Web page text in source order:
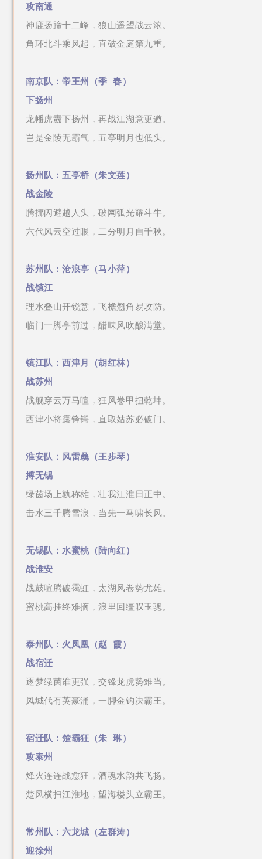
攻南通
神鹿扬蹄十二峰，狼山遥望战云浓。
角环北斗乘风起，直破金庭第九重。
南京队：帝王州 （季 春）
下扬州
龙幡虎纛下扬州，再战江湖意更遒。
岂是金陵无霸气，五亭明月也低头。
扬州队：五亭桥 （朱文莲）
战金陵
腾挪闪避越人头，破网弧光耀斗牛。
六代风云空过眼，二分明月自千秋。
苏州队：沧浪亭 （马小萍）
战镇江
理水叠山开锐意，飞檐翘角易攻防。
临门一脚亭前过，醋味风吹酸满堂。
镇江队：西津月（胡红林）
战苏州
战舰穿云万马喧，狂风卷甲扭乾坤。
西津小将露锋锷，直取姑苏必破门。
淮安队：风雷骉（王步琴）
搏无锡
绿茵场上孰称雄，壮我江淮日正中。
击水三千腾雪浪，当先一马啸长风。
无锡队：水蜜桃（陆向红）
战淮安
战鼓喧腾破霭虹，太湖风卷势尤雄。
蜜桃高挂终难摘，浪里回缰叹玉骢。
泰州队：火凤凰 （赵 霞）
战宿迁
逐梦绿茵谁更强，交锋龙虎势难当。
凤城代有英豪涌，一脚金钩决霸王。
宿迁队：楚霸狂 （朱 琳）
攻泰州
烽火连连战愈狂，酒魂水韵共飞扬。
楚风横扫江淮地，望海楼头立霸王。
常州队：六龙城 （左群涛）
迎徐州